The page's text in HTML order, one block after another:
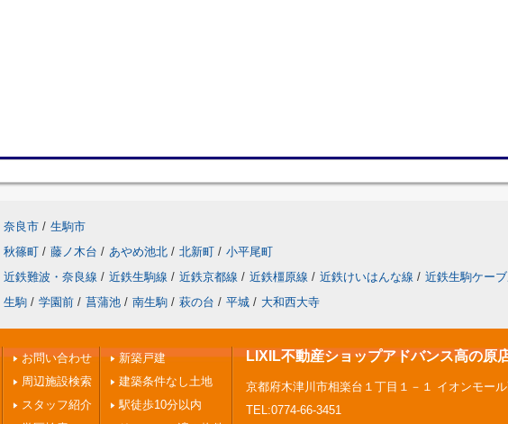
奈良市 / 生駒市
秋篠町 / 藤ノ木台 / あやめ池北 / 北新町 / 小平尾町
近鉄難波・奈良線 / 近鉄生駒線 / 近鉄京都線 / 近鉄橿原線 / 近鉄けいはんな線 / 近鉄生駒ケー
生駒 / 学園前 / 菖蒲池 / 南生駒 / 萩の台 / 平城 / 大和西大寺
お問い合わせ
周辺施設検索
スタッフ紹介
新築戸建
建築条件なし土地
駅徒歩10分以内
LIXIL不動産ショップアドバンス高の原
京都府木津川市相楽台１丁目１－１ イオンモー
TEL:0774-66-3451